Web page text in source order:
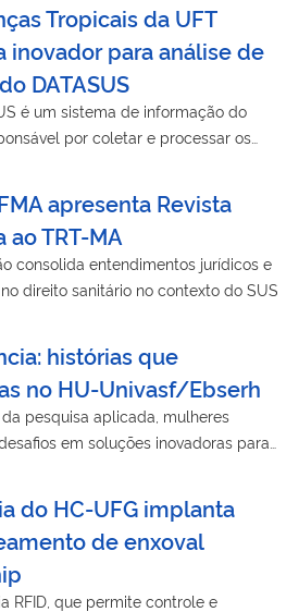
Tropicais da UFT
inovador para análise de
DATASUS
é um sistema de informação do
por coletar e processar os
apresenta Revista
TRT-MA
consolida entendimentos jurídicos e
direito sanitário no contexto do SUS
histórias que
no HU-Univasf/Ebserh
pesquisa aplicada, mulheres
em soluções inovadoras para
do HC-UFG implanta
de enxoval
RFID, que permite controle e